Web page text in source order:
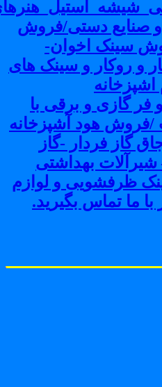
دستی/فروش
سینک اخوان-
روکار و سینک های
گازی و برقی با
هود آشپزخانه
فردار -گاز
بهداشتی
ظرفشویی و لوازم
ما تماس بگیرید.